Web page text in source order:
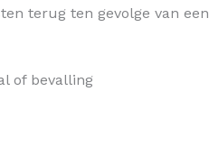
terug ten gevolge van
of bevalling